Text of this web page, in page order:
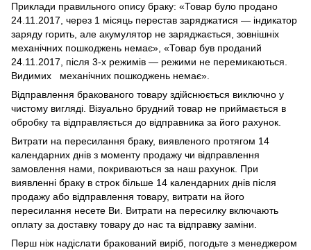
Приклади правильного опису браку: «Товар було продано
24.11.2017, через 1 місяць перестав заряджатися — індикатор
заряду горить, але акумулятор не заряджається, зовнішніх
механічних пошкоджень немає», «Товар був проданий
24.11.2017, після 3-х режимів — режими не перемикаються.
Видимих механічних пошкоджень немає».
Відправлення бракованого товару здійснюється виключно у
чистому вигляді. Візуально брудний товар не приймається в
обробку та відправляється до відправника за його рахунок.
Витрати на пересилання браку, виявленого протягом 14
календарних днів з моменту продажу чи відправлення
замовлення нами, покриваються за наш рахунок. При
виявленні браку в строк більше 14 календарних днів після
продажу або відправлення товару, витрати на його
пересилання несете Ви. Витрати на пересилку включають
оплату за доставку товару до нас та відправку заміни.
Перш ніж надіслати бракований виріб, погодьте з менеджером